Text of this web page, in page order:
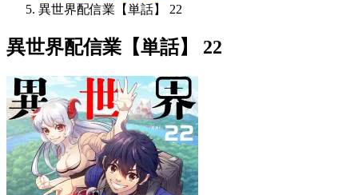
異世界配信業【単話】 22
異世界配信業【単話】 22